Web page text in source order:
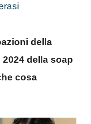
della
della soap
cosa